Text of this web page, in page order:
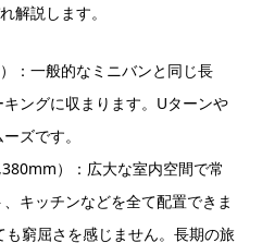
解説します。
：一般的なミニバンと同じ長
ングに収まります。Uターンや
ズです。
）：広大な室内空間で常
キッチンなどを全て配置できま
窮屈さを感じません。長期の旅